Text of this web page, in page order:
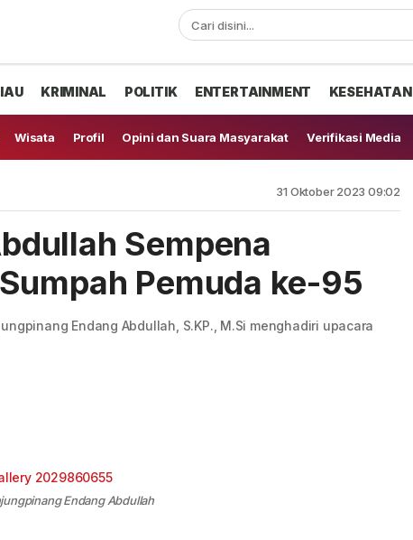
KRIMINAL POLITIK ENTERTAINMENT KESEHATAN
Wisata Profil Opini dan Suara Masyarakat Verifikasi Media
31 Oktober 2023 09:02
Sempena
Pemuda ke-95
Endang Abdullah, S.KP., M.Si menghadiri upacara
Endang Abdullah